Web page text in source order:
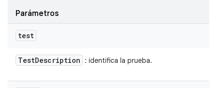
Parámetros
test
TestDescription : identifica la prueba.